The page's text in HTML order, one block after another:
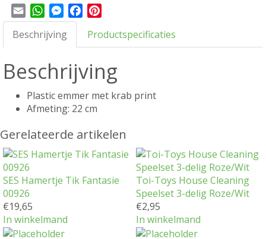
Email WhatsApp
Messenger
Facebook
Beschrijving
Productspecificaties
Beschrijving
Plastic emmer met krab print
Afmeting: 22 cm
Gerelateerde artikelen
SES Hamertje Tik Fantasie
00926
€19,65
In winkelmand
Toi-Toys House Cleaning
Speelset 3-delig Roze/Wit
€2,95
In winkelmand